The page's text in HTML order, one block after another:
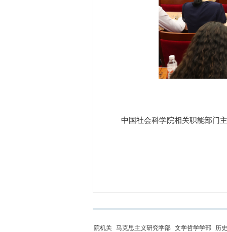
中国社会科学院相关职能部门主
院机关 马克思主义研究学部 文学哲学学部 历